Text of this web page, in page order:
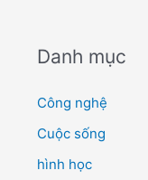
Danh mục
Công nghệ
Cuộc sống
hình học